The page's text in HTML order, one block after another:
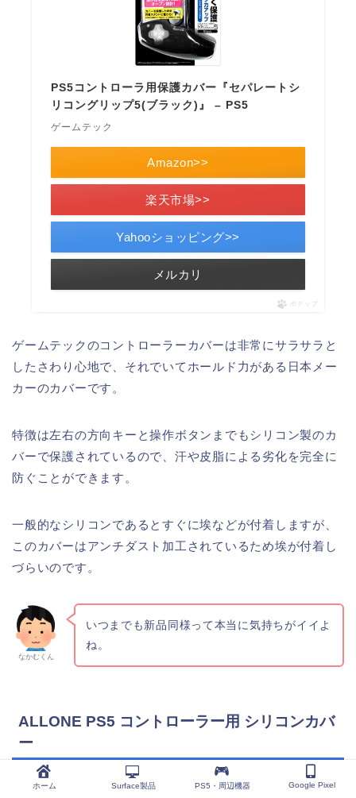
PS5コントローラ用保護カバー『セパレートシ
リコングリップ5(ブラック)』 – PS5
ゲームテック
Amazon>>
楽天市場>>
Yahooショッピング>>
メルカリ
ポチップ
ゲームテックのコントローラーカバーは非常にサラサラと
したさわり心地で、それでいてホールド力がある日本メー
カーのカバーです。
特徴は左右の方向キーと操作ボタンまでもシリコン製のカ
バーで保護されているので、汗や皮脂による劣化を完全に
防ぐことができます。
一般的なシリコンであるとすぐに埃などが付着しますが、
このカバーはアンチダスト加工されているため埃が付着し
づらいのです。
なかむくん
いつまでも新品同様って本当に気持ちがイイよ
ね。
ALLONE PS5 コントローラー用 シリコンカバ
ー
ホーム Surface製品 PS5・周辺機器 Google Pixel